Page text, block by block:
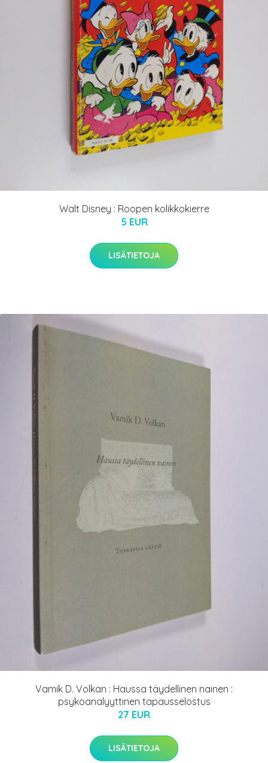
Walt Disney : Roopen kolikkokierre
5 EUR
LISÄTIETOJA
Vamik D. Volkan : Haussa täydellinen nainen :
psykoanalyyttinen tapausselostus
27 EUR
LISÄTIETOJA